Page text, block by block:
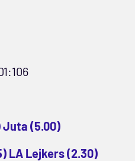
Juta (5.00)
LA Lejkers (2.30)